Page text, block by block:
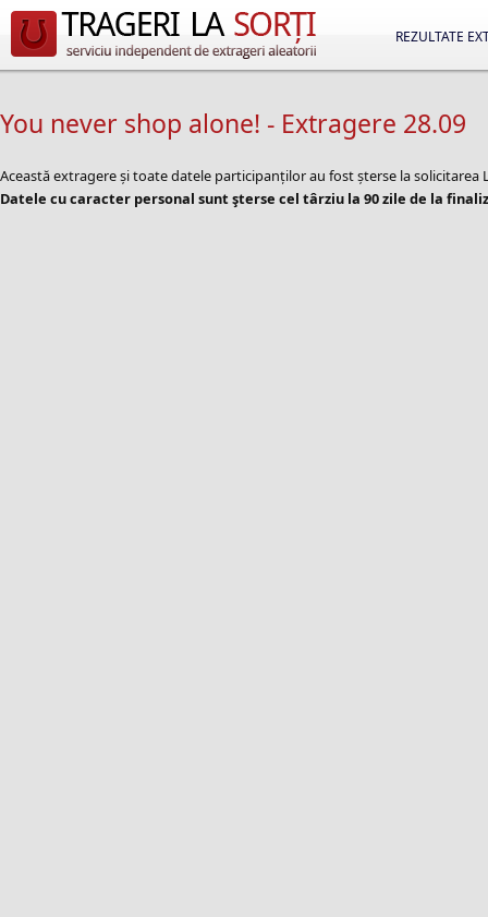
REZULTATE
You never shop alone! - Extragere 28.09
Această extragere și toate datele participanților au fost șterse la
Datele cu caracter personal sunt şterse cel târziu la 90 zile de la